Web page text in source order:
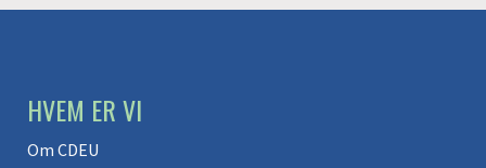
HVEM ER VI
Om CDEU